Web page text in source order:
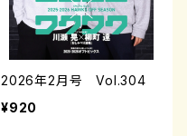
2026年2月号 Vol.304
¥920